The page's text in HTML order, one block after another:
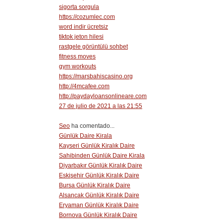
sigorta sorgula
https://cozumlec.com
word indir ücretsiz
tiktok jeton hilesi
rastgele görüntülü sohbet
fitness moves
gym workouts
https://marsbahiscasino.org
http://4mcafee.com
http://paydayloansonlineare.com
27 de julio de 2021 a las 21:55
Seo ha comentado...
Günlük Daire Kirala
Kayseri Günlük Kiralık Daire
Sahibinden Günlük Daire Kirala
Diyarbakır Günlük Kiralık Daire
Eskişehir Günlük Kiralık Daire
Bursa Günlük Kiralık Daire
Alsancak Günlük Kiralık Daire
Eryaman Günlük Kiralık Daire
Bornova Günlük Kiralık Daire